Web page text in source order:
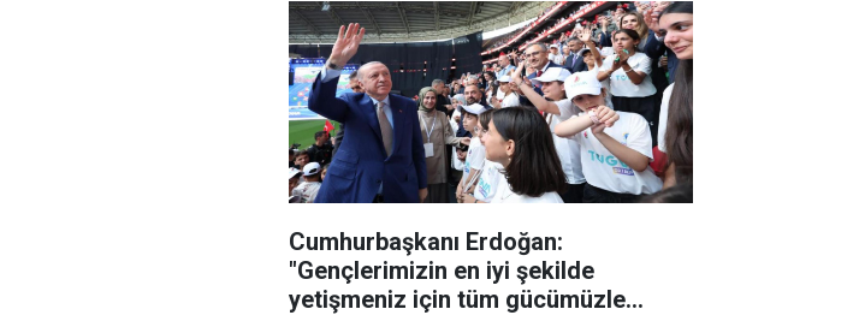
Cumhurbaşkanı Erdoğan:
"Gençlerimizin en iyi şekilde
yetişmeniz için tüm gücümüzle